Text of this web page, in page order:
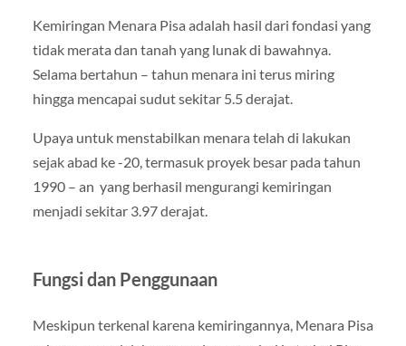
Kemiringan Menara Pisa adalah hasil dari fondasi yang
tidak merata dan tanah yang lunak di bawahnya.
Selama bertahun – tahun menara ini terus miring
hingga mencapai sudut sekitar 5.5 derajat.
Upaya untuk menstabilkan menara telah di lakukan
sejak abad ke -20, termasuk proyek besar pada tahun
1990 – an yang berhasil mengurangi kemiringan
menjadi sekitar 3.97 derajat.
Fungsi dan Penggunaan
Meskipun terkenal karena kemiringannya, Menara Pisa